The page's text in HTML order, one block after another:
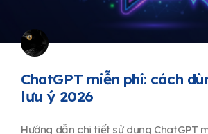
ChatGPT miễn phí: cách
lưu ý 2026
Hướng dẫn chi tiết sử dụng ChatGPT